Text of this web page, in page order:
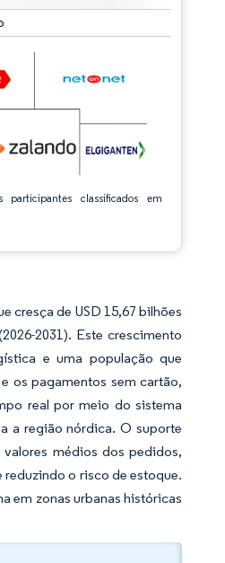
participantes classificados em
atribuição conforme CC BY 4.0.
cresça de USD 15,67 bilhões
2031). Este crescimento
e uma população que
os pagamentos sem cartão,
real por meio do sistema
a região nórdica. O suporte
médios dos pedidos,
o risco de estoque.
em zonas urbanas históricas